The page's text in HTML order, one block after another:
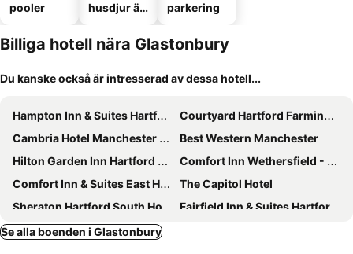
pooler
husdjur är
parkering
Billiga hotell nära Glastonbury
Du kanske också är intresserad av dessa hotell...
Hampton Inn & Suites Hartford-Manchester
Courtyard Hartford Farmington
Cambria Hotel Manchester South Windsor
Best Western Manchester
Hilton Garden Inn Hartford South/Glastonbury
Comfort Inn Wethersfield - Hartford
Comfort Inn & Suites East Hartford - Hartford
The Capitol Hotel
Sheraton Hartford South Hotel
Fairfield Inn & Suites Hartford Manchester
Courtyard by Marriott Hartford Manchester
Se alla boenden i Glastonbury